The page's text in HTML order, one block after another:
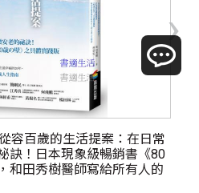
容百歲的生活提案：在日常
訣！日本現象級暢銷書《80
和田秀樹醫師寫給所有人的
›